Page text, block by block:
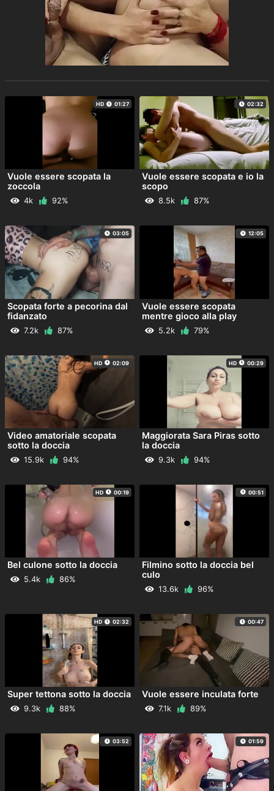
HD 01:27
Vuole essere scopata la
zoccola
4k 92%
02:32
Vuole essere scopata e io la
scopo
8.5k 87%
03:05
Scopata forte a pecorina dal
fidanzato
7.2k 87%
12:05
Vuole essere scopata
mentre gioco alla play
5.2k 79%
HD 02:09
Video amatoriale scopata
sotto la doccia
15.9k 94%
HD 00:29
Maggiorata Sara Piras sotto
la doccia
9.3k 94%
HD 00:19
Bel culone sotto la doccia
5.4k 86%
00:51
Filmino sotto la doccia bel
culo
13.6k 96%
HD 02:32
Super tettona sotto la doccia
9.3k 88%
00:47
Vuole essere inculata forte
7.1k 89%
03:52 01:59